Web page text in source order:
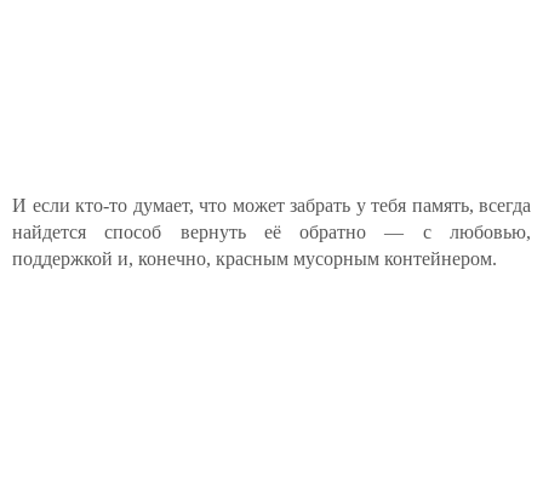
И если кто-то думает, что может забрать у тебя память, всегда
найдется способ вернуть её обратно — с любовью,
поддержкой и, конечно, красным мусорным контейнером.